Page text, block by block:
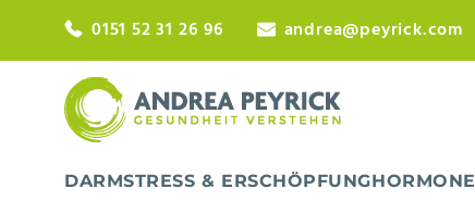
0151 52 31 26 96 andrea@peyrick.com
DARMSTRESS & ERSCHÖPFUNGHORMONE